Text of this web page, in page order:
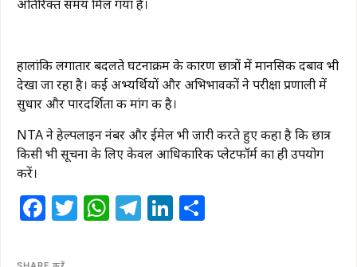
अतिरिक्त समय मिल गया है।
हालांकि लगातार बदलते घटनाक्रम के कारण छात्रों में मानसिक दबाव भी
देखा जा रहा है। कई अभ्यर्थियों और अभिभावकों ने परीक्षा प्रणाली में
सुधार और पारदर्शिता की मांग की है।
NTA ने हेल्पलाइन नंबर और ईमेल भी जारी करते हुए कहा है कि छात्र
किसी भी सूचना के लिए केवल आधिकारिक प्लेटफॉर्म का ही उपयोग
करें।
Facebook
Twitter
WhatsApp
Telegram
LinkedIn